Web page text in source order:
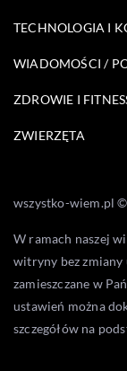
TECHNOLOGIA I
WIADOMOŚCI /
ZDROWIE I
ZWIERZĘTA
wszystko-wiem.pl
W ramach naszej
witryny bez zmiany
zamieszczane w
ustawień można
szczegółów na